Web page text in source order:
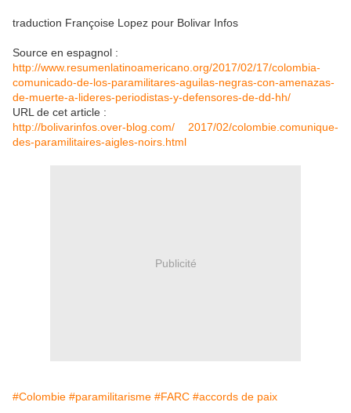
traduction Françoise Lopez pour Bolivar Infos
Source en espagnol :
http://www.resumenlatinoamericano.org/2017/02/17/colombia-
comunicado-de-los-paramilitares-aguilas-negras-con-amenazas-
de-muerte-a-lideres-periodistas-y-defensores-de-dd-hh/
URL de cet article :
http://bolivarinfos.over-blog.com/ 2017/02/colombie.comunique-
des-paramilitaires-aigles-noirs.html
Publicité
#Colombie #paramilitarisme #FARC #accords de paix